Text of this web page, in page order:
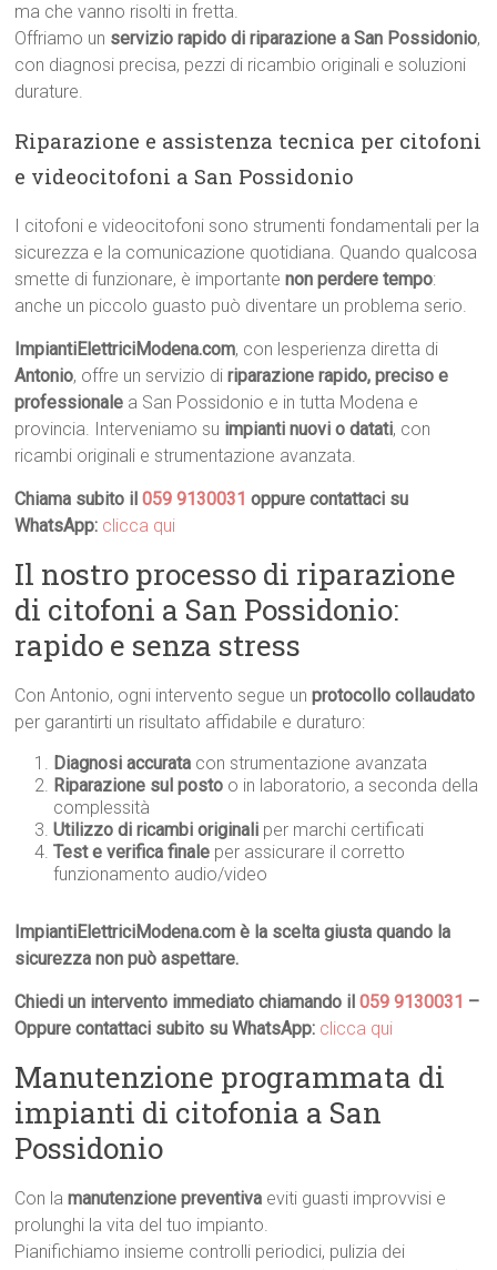
ma che vanno risolti in fretta.
Offriamo un servizio rapido di riparazione a San Possidonio,
con diagnosi precisa, pezzi di ricambio originali e soluzioni
durature.
Riparazione e assistenza tecnica per citofoni
e videocitofoni a San Possidonio
I citofoni e videocitofoni sono strumenti fondamentali per la
sicurezza e la comunicazione quotidiana. Quando qualcosa
smette di funzionare, è importantenon perdere tempo:
anche un piccolo guasto può diventare un problema serio.
ImpiantiElettriciModena.com, con lesperienza diretta di
Antonio, offre un servizio diriparazione rapido, preciso e
professionale a San Possidonio e in tutta Modena e
provincia. Interveniamo su impianti nuovi o datati, con
ricambi originali e strumentazione avanzata.
Chiama subito il059 9130031 oppure contattaci su
WhatsApp: clicca qui
Il nostro processo di riparazione
di citofoni a San Possidonio:
rapido e senza stress
Con Antonio, ogni intervento segue unprotocollo collaudato
per garantirti un risultato affidabile e duraturo:
Diagnosi accurata con strumentazione avanzata
Riparazione sul posto o in laboratorio, a seconda della
complessità
Utilizzo di ricambi originali per marchi certificati
Test e verifica finale per assicurare il corretto
funzionamento audio/video
ImpiantiElettriciModena.com è la scelta giusta quando la
sicurezza non può aspettare.
Chiedi un intervento immediato chiamando il059 9130031 –
Oppure contattaci subito su WhatsApp: clicca qui
Manutenzione programmata di
impianti di citofonia a San
Possidonio
Con lamanutenzione preventiva eviti guasti improvvisi e
prolunghi la vita del tuo impianto.
Pianifichiamo insieme controlli periodici, pulizia dei